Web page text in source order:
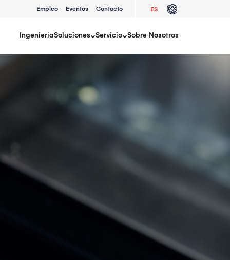
Empleo Eventos Contacto ES
IngenieríaSoluciones Servicio Sobre Nosotros